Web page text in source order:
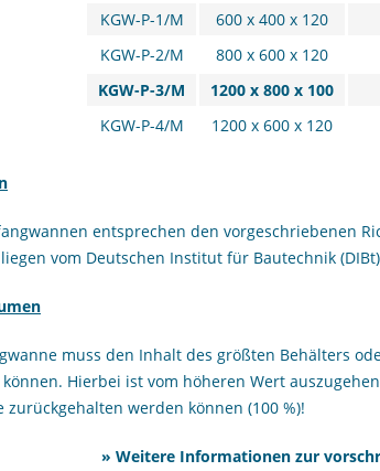
KGW-P-1/M 600 x 400 x 120
KGW-P-2/M
800 x 600 x 120
KGW-P-3/M
1200 x 800 x 100
KGW-P-4/M
1200 x 600 x 120
entsprechen den vorgeschriebenen
vom Deutschen Institut für Bautechnik
muss den Inhalt des größten Behälters
Hierbei ist vom höheren Wert
zurückgehalten werden können (100 %)!
» Weitere Informationen zur